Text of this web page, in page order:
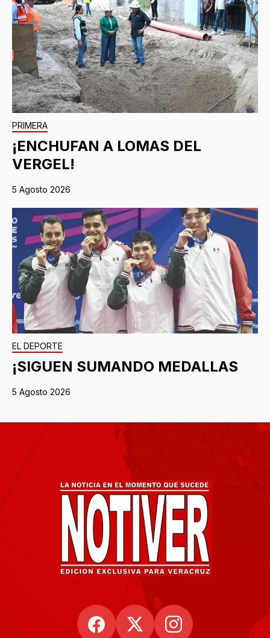
PRIMERA
¡ENCHUFAN A LOMAS DEL
VERGEL!
5 Agosto 2026
EL DEPORTE
¡SIGUEN SUMANDO MEDALLAS
5 Agosto 2026